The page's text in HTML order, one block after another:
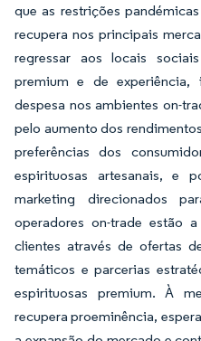
que as restrições
recupera nos principais
regressar aos locais
premium e de experiência,
despesa nos ambientes on-
pelo aumento dos
preferências dos
espirituosas artesanais, e
marketing direcionados
operadores on-trade estão
clientes através de ofertas
temáticos e parcerias
espirituosas premium. À
recupera proeminência,